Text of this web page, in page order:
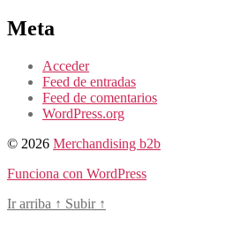
Meta
Acceder
Feed de entradas
Feed de comentarios
WordPress.org
© 2026 Merchandising b2b
Funciona con WordPress
Ir arriba ↑ Subir ↑